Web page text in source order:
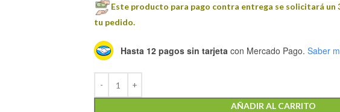
Este producto para pago contra entrega se solicitará un
tu pedido.
Hasta 12 pagos sin tarjeta con Mercado Pago. Saber
AÑADIR AL CARRITO